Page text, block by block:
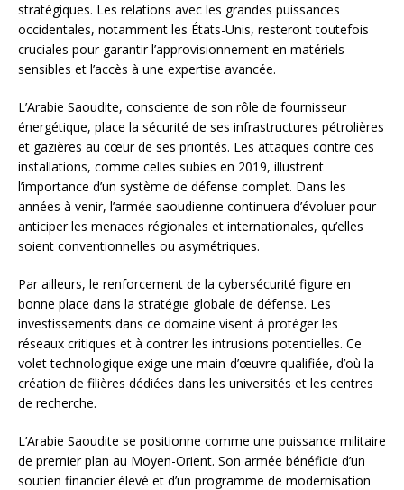
stratégiques. Les relations avec les grandes puissances
occidentales, notamment les États-Unis, resteront toutefois
cruciales pour garantir l’approvisionnement en matériels
sensibles et l’accès à une expertise avancée.
L’Arabie Saoudite, consciente de son rôle de fournisseur
énergétique, place la sécurité de ses infrastructures pétrolières
et gazières au cœur de ses priorités. Les attaques contre ces
installations, comme celles subies en 2019, illustrent
l’importance d’un système de défense complet. Dans les
années à venir, l’armée saoudienne continuera d’évoluer pour
anticiper les menaces régionales et internationales, qu’elles
soient conventionnelles ou asymétriques.
Par ailleurs, le renforcement de la cybersécurité figure en
bonne place dans la stratégie globale de défense. Les
investissements dans ce domaine visent à protéger les
réseaux critiques et à contrer les intrusions potentielles. Ce
volet technologique exige une main-d’œuvre qualifiée, d’où la
création de filières dédiées dans les universités et les centres
de recherche.
L’Arabie Saoudite se positionne comme une puissance militaire
de premier plan au Moyen-Orient. Son armée bénéficie d’un
soutien financier élevé et d’un programme de modernisation